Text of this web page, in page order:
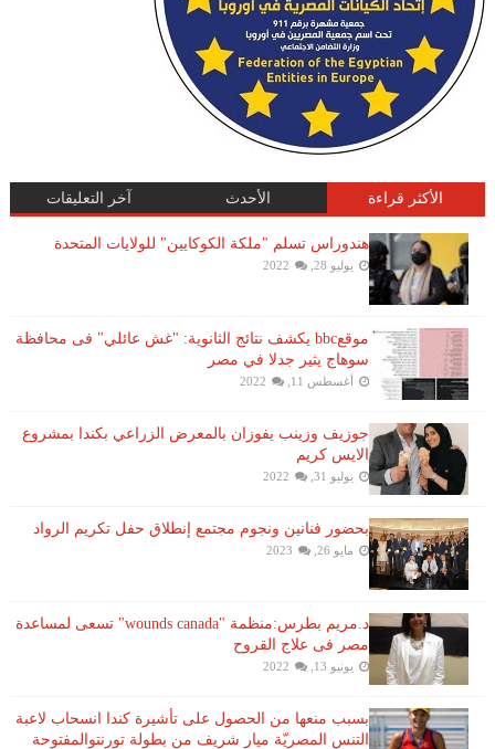
الأكثر قراءة الأحدث آخر التعليقات
هندوراس تسلم "ملكة الكوكايين" للولايات المتحدة
يوليو 28, 2022
موقعbbc يكشف نتائج الثانوية: "غش عائلي" فى محافظة
سوهاج يثير جدلا في مصر
أغسطس 11, 2022
جوزيف وزينب يفوزان بالمعرض الزراعي بكندا بمشروع
الايس كريم
يوليو 31, 2022
بحضور فنانين ونجوم مجتمع إنطلاق حفل تكريم الرواد
مايو 26, 2023
د.مريم بطرس:منظمة "wounds canada" تسعى لمساعدة
مصر فى علاج القروح
يونيو 13, 2022
بسبب منعها من الحصول على تأشيرة كندا انسحاب لاعبة ​
التنس​ المصريّة ​ميار شريف​ من بطولة ​تورنتو​المفتوحة